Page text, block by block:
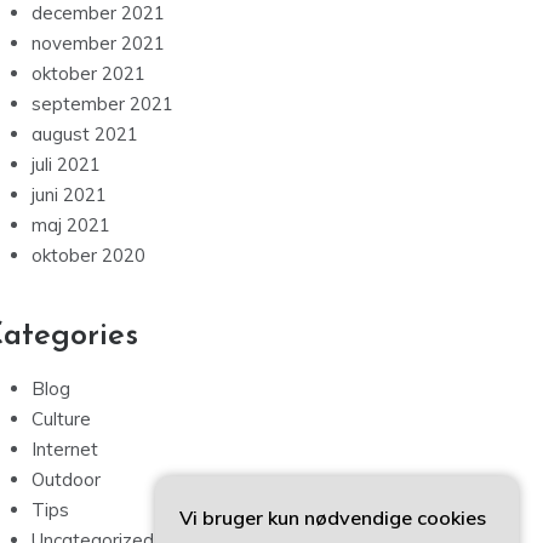
december 2021
november 2021
oktober 2021
september 2021
august 2021
juli 2021
juni 2021
maj 2021
oktober 2020
Blog
Culture
Internet
Outdoor
Tips
Vi bruger kun nødvendige cookies